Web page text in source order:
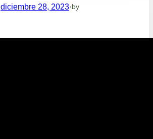
diciembre 28, 2023·by